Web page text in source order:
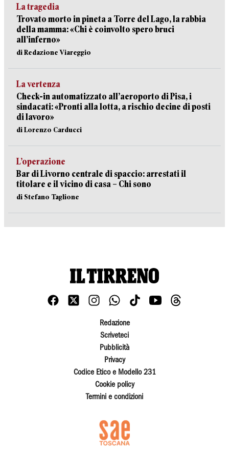
La tragedia
Trovato morto in pineta a Torre del Lago, la rabbia
della mamma: «Chi è coinvolto spero bruci
all’inferno»
di Redazione Viareggio
La vertenza
Check-in automatizzato all’aeroporto di Pisa, i
sindacati: «Pronti alla lotta, a rischio decine di posti
di lavoro»
di Lorenzo Carducci
L’operazione
Bar di Livorno centrale di spaccio: arrestati il
titolare e il vicino di casa – Chi sono
di Stefano Taglione
Redazione
Scriveteci
Pubblicità
Privacy
Codice Etico e Modello 231
Cookie policy
Termini e condizioni